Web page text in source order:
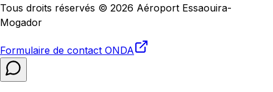
Tous droits réservés © 2026 Aéroport Essaouira-
Mogador
Formulaire de contact ONDA